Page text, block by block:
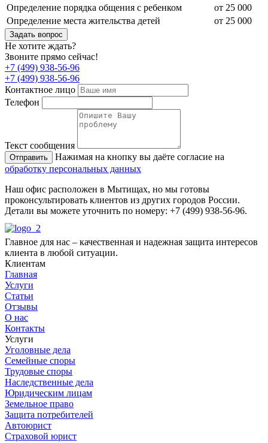
Определение порядка общения с ребенком
от 25 000
Определение места жительства детей
от 25 000
Задать вопрос
Не хотите ждать?
Звоните прямо сейчас!
+7 (499) 938-56-96
+7 (499) 938-56-96
Контактное лицо
Телефон
Текст сообщения
Отправить
Нажимая на кнопку вы даёте согласие на
обработку персональных данных
Наш офис расположен в Мытищах, но мы готовы
проконсультировать клиентов из других городов России.
Детали вы можете уточнить по номеру: +7 (499) 938-56-96.
Главное для нас – качественная и надежная защита интересов
клиента в любой ситуации.
Клиентам
Главная
Услуги
Статьи
Отзывы
О нас
Контакты
Услуги
Уголовные дела
Семейные споры
Трудовые споры
Наследственные дела
Юридическим лицам
Земельное право
Защита потребителей
Автоюрист
Страховой юрист